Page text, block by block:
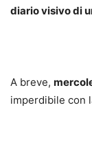
diario visivo di
A breve,
imperdibile con